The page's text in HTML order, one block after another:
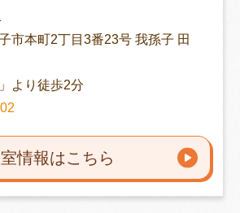
市本町2丁目3番23号 我孫子 田
より徒歩2分
情報はこちら